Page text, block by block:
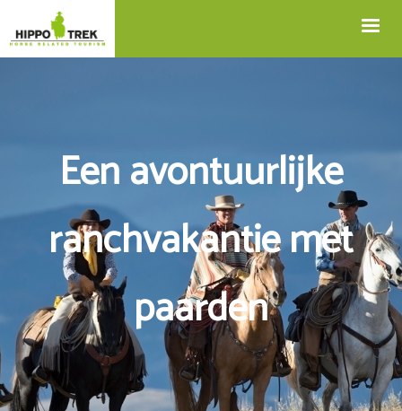
Een avontuurlijke
ranchvakantie met
paarden